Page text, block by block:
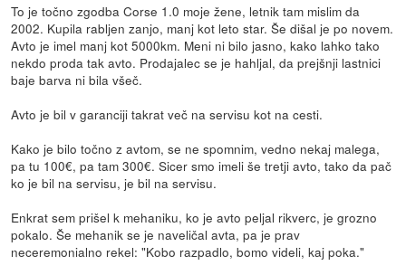
To je točno zgodba Corse 1.0 moje žene, letnik tam mislim da
2002. Kupila rabljen zanjo, manj kot leto star. Še dišal je po novem.
Avto je imel manj kot 5000km. Meni ni bilo jasno, kako lahko tako
nekdo proda tak avto. Prodajalec se je hahljal, da prejšnji lastnici
baje barva ni bila všeč.
Avto je bil v garanciji takrat več na servisu kot na cesti.
Kako je bilo točno z avtom, se ne spomnim, vedno nekaj malega,
pa tu 100€, pa tam 300€. Sicer smo imeli še tretji avto, tako da pač
ko je bil na servisu, je bil na servisu.
Enkrat sem prišel k mehaniku, ko je avto peljal rikverc, je grozno
pokalo. Še mehanik se je naveličal avta, pa je prav
neceremonialno rekel: "Kobo razpadlo, bomo videli, kaj poka."